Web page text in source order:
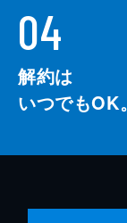
04
解約は
いつでもOK。